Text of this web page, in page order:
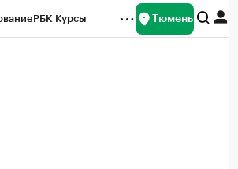
РБК Курсы Тюмень